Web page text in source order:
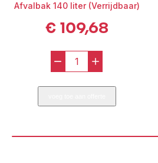
Afvalbak 140 liter (Verrijdbaar)
€109,68
-
Afvalbak
140
liter
aantal
+